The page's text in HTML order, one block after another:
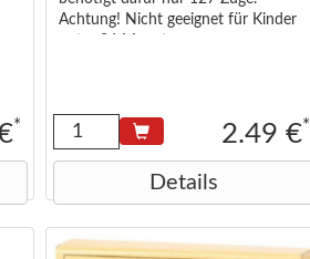
*
Achtung! Nicht geeignet für Kinder
2.49 €*
Details